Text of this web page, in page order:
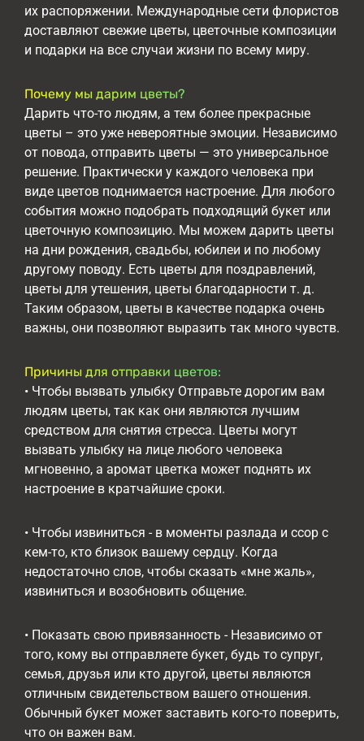
их распоряжении. Международные сети флористов
доставляют свежие цветы, цветочные композиции
и подарки на все случаи жизни по всему миру.
Почему мы дарим цветы?
Дарить что-то людям, а тем более прекрасные
цветы – это уже невероятные эмоции. Независимо
от повода, отправить цветы — это универсальное
решение. Практически у каждого человека при
виде цветов поднимается настроение. Для любого
события можно подобрать подходящий букет или
цветочную композицию. Мы можем дарить цветы
на дни рождения, свадьбы, юбилеи и по любому
другому поводу. Есть цветы для поздравлений,
цветы для утешения, цветы благодарности т. д.
Таким образом, цветы в качестве подарка очень
важны, они позволяют выразить так много чувств.
Причины для отправки цветов:
• Чтобы вызвать улыбку Отправьте дорогим вам
людям цветы, так как они являются лучшим
средством для снятия стресса. Цветы могут
вызвать улыбку на лице любого человека
мгновенно, а аромат цветка может поднять их
настроение в кратчайшие сроки.
• Чтобы извиниться - в моменты разлада и ссор с
кем-то, кто близок вашему сердцу. Когда
недостаточно слов, чтобы сказать «мне жаль»,
извиниться и возобновить общение.
• Показать свою привязанность - Независимо от
того, кому вы отправляете букет, будь то супруг,
семья, друзья или кто другой, цветы являются
отличным свидетельством вашего отношения.
Обычный букет может заставить кого-то поверить,
что он важен вам.